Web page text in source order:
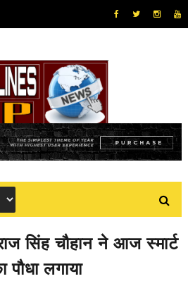
सिंह चौहान ने आज स्मार्ट
पौधा लगाया